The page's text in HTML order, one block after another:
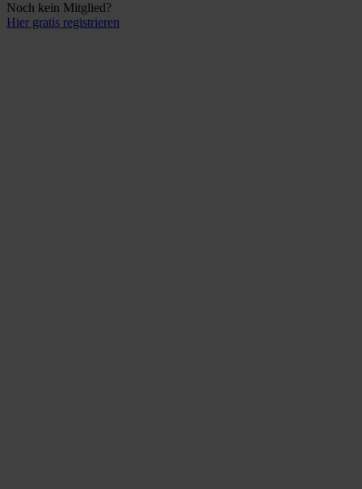
Noch kein Mitglied?
Hier gratis registrieren